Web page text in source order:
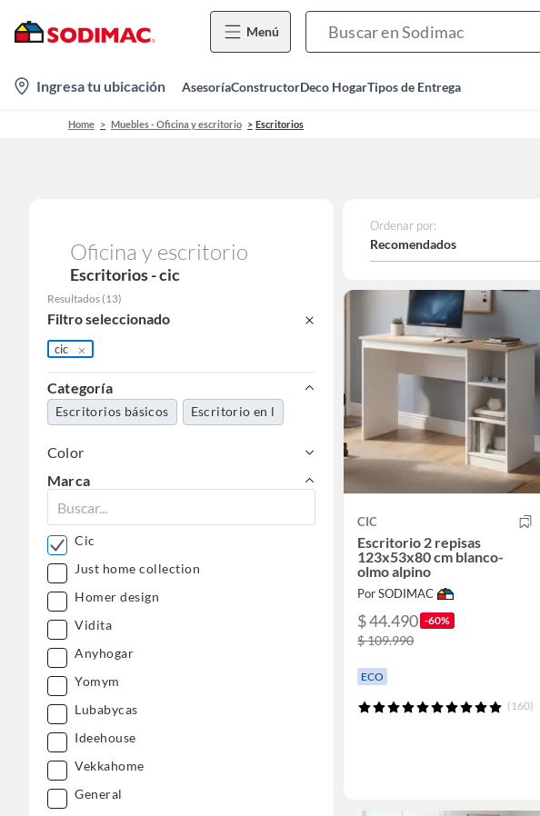
Menú
location-
icon
Ingresa tu ubicación AsesoríaConstructorDeco HogarTipos de Entrega
Home Muebles - Oficina y escritorio Escritorios
Oficina y escritorio
Escritorios - cic
Resultados (13)
Filtro seleccionado
cic
Categoría
Escritorios básicos Escritorio en l
Color
Marca
Cic
Just home collection
Homer design
Vidita
Anyhogar
Yomym
Lubabycas
Ideehouse
Vekkahome
General
Ordenar por:
Recomendados
CIC
Escritorio 2 repisas
123x53x80 cm blanco-
olmo alpino
Por SODIMAC
$ 44.490 -60%
$ 109.990
ECO
(160)